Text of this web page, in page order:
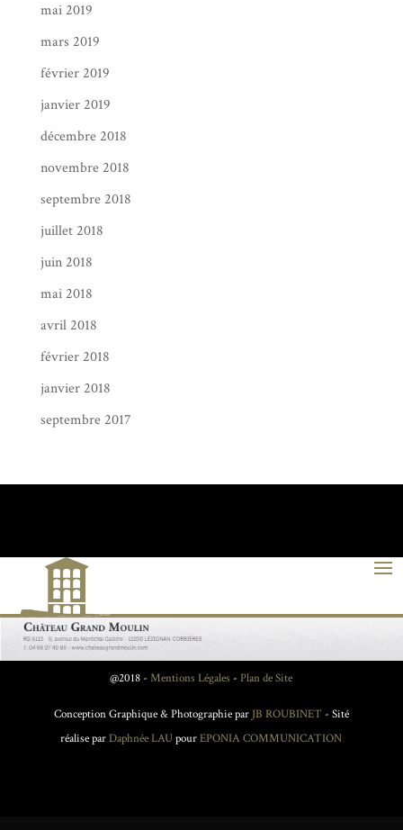
mai 2019
mars 2019
février 2019
janvier 2019
décembre 2018
novembre 2018
septembre 2018
juillet 2018
juin 2018
mai 2018
avril 2018
février 2018
janvier 2018
septembre 2017
@2018 - Mentions Légales - Plan de Site
Conception Graphique & Photographie par JB ROUBINET - Sité
réalise parDaphnée LAUpourEPONIA COMMUNICATION